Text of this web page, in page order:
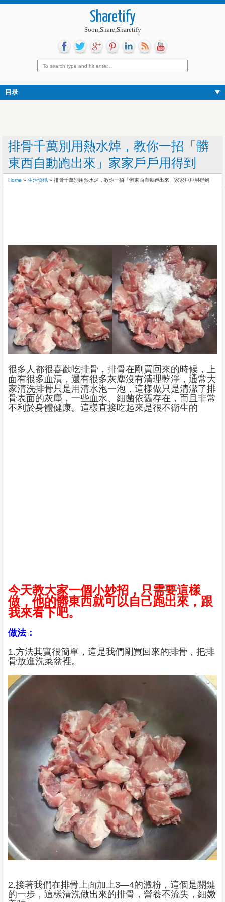
Sharetify
Soon,Share,Sharetify
目录
排骨千萬別用熱水焯，教你一招「髒
東西自動跑出來」家家戶戶用得到
Home » 生活资讯 » 排骨千萬別用熱水焯，教你一招「髒東西自動跑出來」家家戶戶用得到
很多人都很喜歡吃排骨，排骨在剛買回來的時候，上
面有很多血漬，還有很多灰塵沒有清理乾淨，通常大
家清洗排骨只是用清水泡一泡，這樣做只是清潔了排
骨表面的灰塵，一些血水、細菌依舊存在，而且非常
不利於身體健康。這樣直接吃起來是很不衛生的
今天教大家一個小妙招，只需要這樣
做，他的髒東西就可以自己跑出來，跟
我來看下吧。
做法：
1.方法其實很簡單，這是我們剛買回來的排骨，把排
骨放進洗菜盆裡。
2.接著我們在排骨上面加上3—4的澱粉，這個是關鍵
的一步，這樣清洗做出來的排骨，營養不流失，細嫩